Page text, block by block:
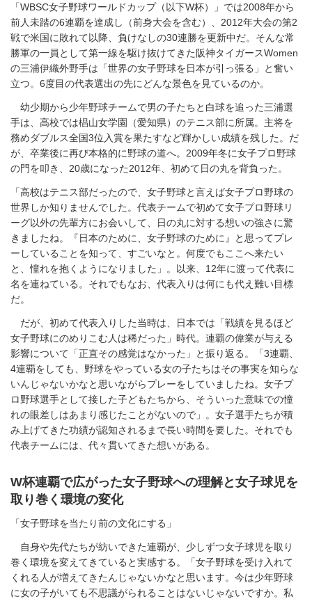
「WBSC女子野球ワールドカップ（以下W杯）」では2008年から
前人未踏の6連覇を達成し（前身大会を含む）、2012年大会の第2
戦で米国に敗れて以降、負けなしの30連勝を更新中だ。そんな常
勝軍の一員として第一線を駆け抜けてきた阪神タイガースWomen
の三浦伊織外野手は「世界の女子野球を日本が引っ張る」と奮い
立つ。6度目の代表選出の先にどんな景色を見ているのか。
幼少期から少年野球チームで男の子たちと白球を追った三浦選
手は、高校では椙山女学園（愛知県）のテニス部に所属。主将を
務めダブルス全国3位入賞を果たすなど輝かしい成績を残した。だ
が、卒業後に再び本格的に野球の道へ。2009年冬に女子プロ野球
の門を叩き、20歳になった2012年、初めて日の丸を背負った。
「高校はテニス部だったので、女子野球と言えば女子プロ野球の
世界しか知りませんでした。代表チームで初めて女子プロ野球リ
ーグ以外の先輩方にお会いして、日の丸に対する想いの強さに驚
きましたね。『日本のために、女子野球のために』と思ってプレ
ーしていることを知って、すごいなと。何度でもここへ来たい
と、憧れを抱くようになりました」。以来、12年に渡って代表に
名を連ねている。それでもなお、代表入りは何にも代え難い目標
だ。
だが、初めて代表入りした当時は、日本では「戦績を見るほど
女子野球にのめりこむ人は稀だった」時代。連覇の偉業が与える
影響について「正直その感覚はなかった」と振り返る。「3連覇、
4連覇をしても、野球をやっている女の子たちはその事実を知らな
いんじゃないかなと思いながらプレーをしていましたね。女子プ
ロ野球選手として接した子どもたちから、そういった意味での憧
れの眼差しはあまり感じたことがないので」。女子選手たちが積
み上げてきた功績が認知されるまで長い時間を要した。それでも
代表チームには、代々貫いてきた想いがある。
W杯連覇で広がった女子野球への理解と女子球児を
取り巻く環境の変化
「女子野球を当たり前の文化にする」
自身や先代たちが紡いできた連覇が、少しずつ女子球児を取り
巻く環境を変えてきていると実感する。「女子野球を受け入れて
くれる人が増えてきたんじゃないかなと思います。今は少年野球
に女の子がいても不思議がられることはないじゃないですか。私